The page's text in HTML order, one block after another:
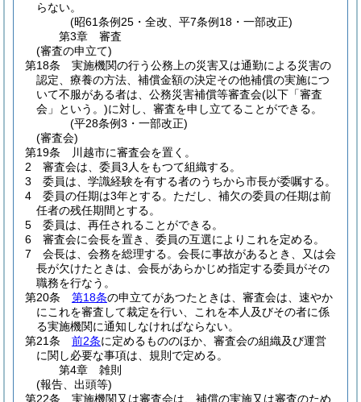
らない。
(昭61条例25・全改、平7条例18・一部改正)
第3章
審査
(審査の申立て)
第18条
実施機関の行う公務上の災害又は通勤による災害の
認定、療養の方法、補償金額の決定その他補償の実施につ
いて不服がある者は、公務災害補償等審査会(以下「審査
会」という。)に対し、審査を申し立てることができる。
(平28条例3・一部改正)
(審査会)
第19条
川越市に審査会を置く。
2
審査会は、委員3人をもつて組織する。
3
委員は、学識経験を有する者のうちから市長が委嘱する。
4
委員の任期は3年とする。 ただし、補欠の委員の任期は前
任者の残任期間とする。
5
委員は、再任されることができる。
6
審査会に会長を置き、委員の互選によりこれを定める。
7
会長は、会務を総理する。 会長に事故があるとき、又は会
長が欠けたときは、会長があらかじめ指定する委員がその
職務を行なう。
第20条
第18条の申立てがあつたときは、審査会は、速やか
にこれを審査して裁定を行い、これを本人及びその者に係
る実施機関に通知しなければならない。
第21条
前2条に定めるもののほか、審査会の組織及び運営
に関し必要な事項は、規則で定める。
第4章
雑則
(報告、出頭等)
第22条
実施機関又は審査会は、補償の実施又は審査のため